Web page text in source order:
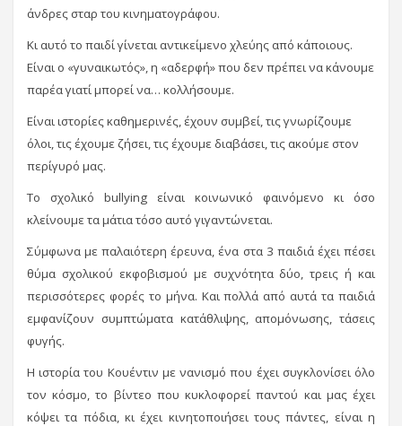
άνδρες σταρ του κινηματογράφου.
Κι αυτό το παιδί γίνεται αντικείμενο χλεύης από κάποιους.
Είναι ο «γυναικωτός», η «αδερφή» που δεν πρέπει να κάνουμε
παρέα γιατί μπορεί να… κολλήσουμε.
Είναι ιστορίες καθημερινές, έχουν συμβεί, τις γνωρίζουμε
όλοι, τις έχουμε ζήσει, τις έχουμε διαβάσει, τις ακούμε στον
περίγυρό μας.
Το σχολικό bullying είναι κοινωνικό φαινόμενο κι όσο
κλείνουμε τα μάτια τόσο αυτό γιγαντώνεται.
Σύμφωνα με παλαιότερη έρευνα, ένα στα 3 παιδιά έχει πέσει
θύμα σχολικού εκφοβισμού με συχνότητα δύο, τρεις ή και
περισσότερες φορές το μήνα. Και πολλά από αυτά τα παιδιά
εμφανίζουν συμπτώματα κατάθλιψης, απομόνωσης, τάσεις
φυγής.
Η ιστορία του Κουέντιν με νανισμό που έχει συγκλονίσει όλο
τον κόσμο, το βίντεο που κυκλοφορεί παντού και μας έχει
κόψει τα πόδια, κι έχει κινητοποιήσει τους πάντες, είναι η